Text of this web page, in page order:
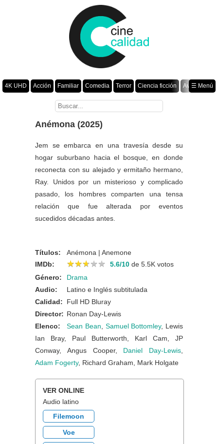
4K UHD Acción Familiar Comedia Terror Ciencia ficción
Aventura
Romance Fantasía Drama Animación Crimen
☰ Menú
Anémona (2025)
Jem se embarca en una travesía desde su
hogar suburbano hacia el bosque, en donde
reconecta con su alejado y ermitaño hermano,
Ray. Unidos por un misterioso y complicado
pasado, los hombres comparten una tensa
relación que fue alterada por eventos
sucedidos décadas antes.
Títulos:
Anémona | Anemone
IMDb:
★★★★★
★★★★★ 5.6/10 de 5.5K votos
Género:
Drama
Audio:
Latino e Inglés subtitulada
Calidad:
Full HD Bluray
Director: Ronan Day-Lewis
Elenco:
Sean Bean Samuel Bottomley, Lewis
Ian Bray, Paul Butterworth, Karl Cam, JP
Conway, Angus Cooper, Daniel Day-Lewis
Adam Fogerty, Richard Graham, Mark Holgate
VER ONLINE
Audio latino
Filemoon
Voe